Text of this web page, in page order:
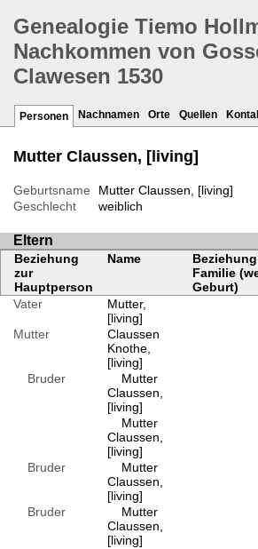
Genealogie Tiemo
Nachkommen von
Clawesen 1530
Personen Nachnamen Orte Quellen
Mutter Claussen, [living]
Geburtsname
Mutter Claussen, [living]
Geschlecht
weiblich
Eltern
Beziehung
zur
Hauptperson
Name
Familie
Geburt)
Vater
Mutter,
[living]
Mutter
Claussen
Knothe,
[living]
Bruder
Mutter
Claussen,
[living]
Mutter
Claussen,
[living]
Bruder
Mutter
Claussen,
[living]
Bruder
Mutter
Claussen,
[living]